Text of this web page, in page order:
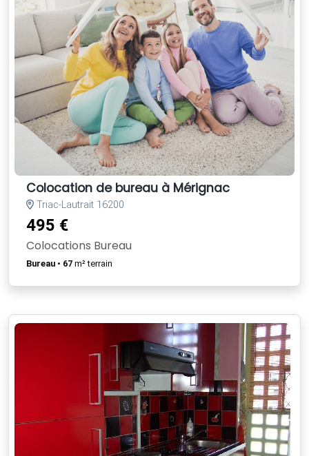
Colocation de bureau à Mérignac
Triac-Lautrait 16200
495 €
Colocations Bureau
Bureau • 67 m² terrain